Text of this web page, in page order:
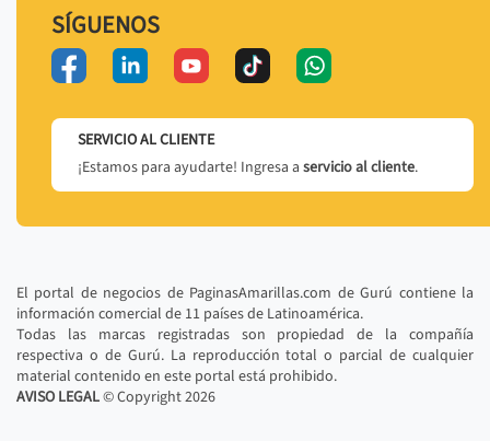
SÍGUENOS
SERVICIO AL CLIENTE
¡Estamos para ayudarte! Ingresa a servicio al cliente.
El portal de negocios de PaginasAmarillas.com de Gurú contiene la
información comercial de 11 países de Latinoamérica.
Todas las marcas registradas son propiedad de la compañía
respectiva o de Gurú. La reproducción total o parcial de cualquier
material contenido en este portal está prohibido.
AVISO LEGAL© Copyright2026